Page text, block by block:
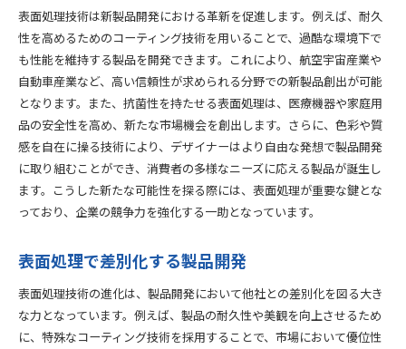
表面処理技術は新製品開発における革新を促進します。例えば、耐久
性を高めるためのコーティング技術を用いることで、過酷な環境下で
も性能を維持する製品を開発できます。これにより、航空宇宙産業や
自動車産業など、高い信頼性が求められる分野での新製品創出が可能
となります。また、抗菌性を持たせる表面処理は、医療機器や家庭用
品の安全性を高め、新たな市場機会を創出します。さらに、色彩や質
感を自在に操る技術により、デザイナーはより自由な発想で製品開発
に取り組むことができ、消費者の多様なニーズに応える製品が誕生し
ます。こうした新たな可能性を探る際には、表面処理が重要な鍵とな
っており、企業の競争力を強化する一助となっています。
表面処理で差別化する製品開発
表面処理技術の進化は、製品開発において他社との差別化を図る大き
な力となっています。例えば、製品の耐久性や美観を向上させるため
に、特殊なコーティング技術を採用することで、市場において優位性